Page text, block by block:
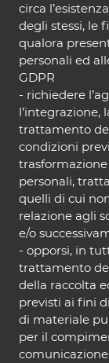
circa
degli stessi, le
qualora
personali ed
GDPR
- richiedere
l’integrazione,
trattamento
condizioni
personali,
quelli di cui
relazione agli
e/o
- opporsi, in
trattamento
della raccolta
previsti ai fini
di materiale
per il